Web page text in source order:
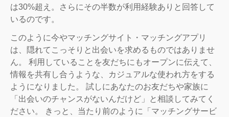
は30%超え。さらにその半数が利用経験ありと回答して
いるのです。
このように今やマッチングサイト・マッチングアプリ
は、隠れてこっそりと出会いを求めるものではありませ
ん。 利用していることを友だちにもオープンに伝えて、
情報を共有し合うような、カジュアルな使われ方をする
ようになりました。 試しにあなたのお友だちや家族に
「出会いのチャンスがないんだけど」と相談してみてく
ださい。 きっと、当たり前のように「マッチングサービ